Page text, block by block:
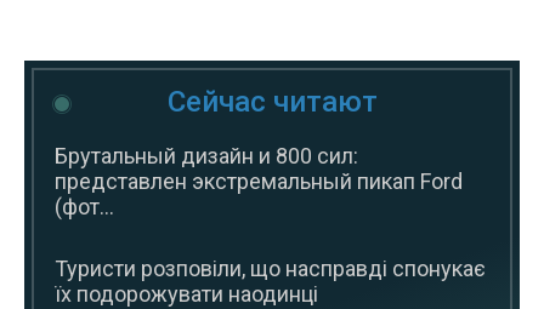
Сейчас читают
Брутальный дизайн и 800 сил:
представлен экстремальный пикап Ford
(фот...
Туристи розповіли, що насправді спонукає
їх подорожувати наодинці